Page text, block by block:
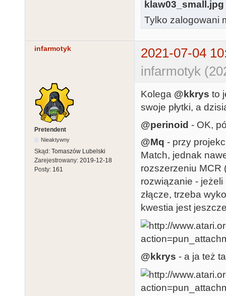
klaw03_small.jpg
Tylko zalogowani
infarmotyk
2021-07-04
infarmotyk
Pretendent
Nieaktywny
Skąd: Tomaszów Lubelski
Zarejestrowany: 2019-12-18
Posty: 161
Kolega @kkrys to
swoje płytki, a
@perinoid - OK,
@Mq - przy
Match, jednak
rozszerzeniu MCR
rozwiązanie - jeżeli
złącze, trzeba
kwestia jest
@kkrys - a ja też